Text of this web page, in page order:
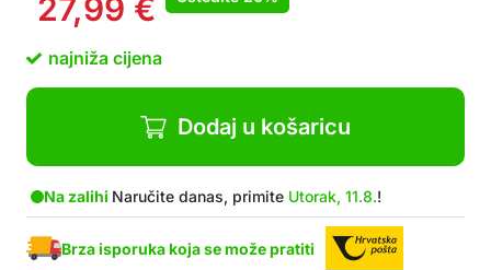
12,7 mm)
27,99 €
najniža cijena
Dodaj u košaricu
Na zalihi Naručite danas, primite Utorak, 11.8.!
Brza isporuka koja se može pratiti